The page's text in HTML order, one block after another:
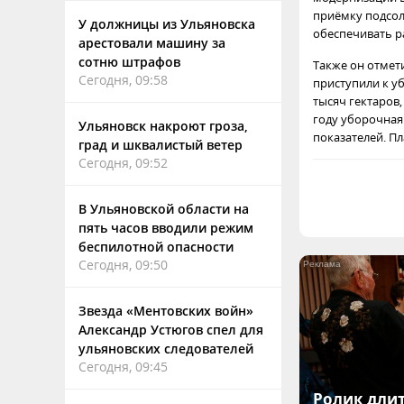
У должницы из Ульяновска
арестовали машину за
сотню штрафов
Сегодня, 09:58
Ульяновск накроют гроза,
град и шквалистый ветер
Сегодня, 09:52
В Ульяновской области на
пять часов вводили режим
беспилотной опасности
Сегодня, 09:50
Звезда «Ментовских войн»
Александр Устюгов спел для
ульяновских следователей
Сегодня, 09:45
приёмку
обеспечивать
Также он
приступили к
тысяч
году
показателей.
Ролик